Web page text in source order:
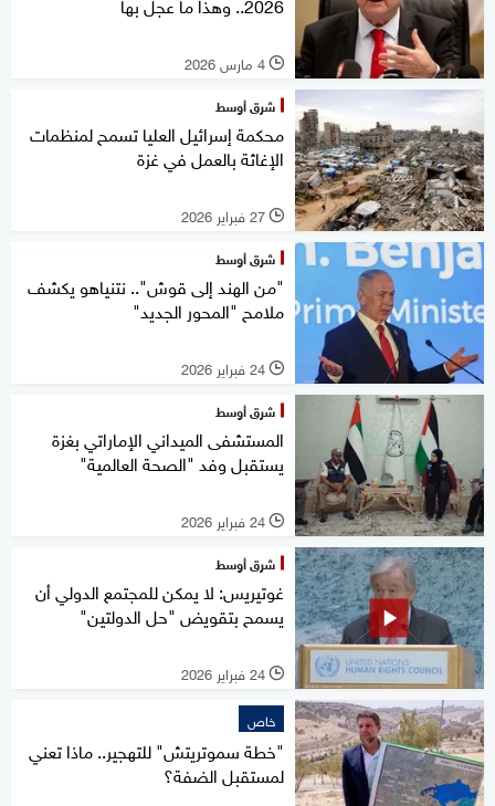
l 4 مارس 2026
شرق أوسط
محكمة إسرائيل العليا تسمح لمنظمات
الإغاثة بالعمل في غزة
l 27 فبراير 2026
شرق أوسط
"من الهند إلى قوش".. نتنياهو يكشف
ملامح "المحور الجديد"
l 24 فبراير 2026
شرق أوسط
المستشفى الميداني الإماراتي بغزة
يستقبل وفد "الصحة العالمية"
l 24 فبراير 2026
شرق أوسط
غوتيريس: لا يمكن للمجتمع الدولي أن
يسمح بتقويض "حل الدولتين"
l 24 فبراير 2026
خاص
"خطة سموتريتش" للتهجير.. ماذا تعني
لمستقبل الضفة؟